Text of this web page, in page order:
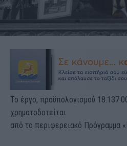
Το έργο, προϋπολογισμού
χρηματοδοτείται
από το περιφερειακό Πρόγραμμα